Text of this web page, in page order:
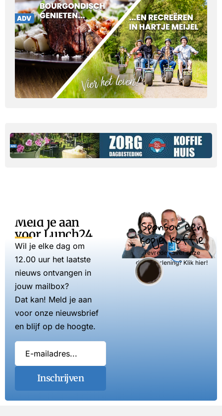
Meld je aan
voor Lunch24
Wil je elke dag om
12.00 uur het laatste
nieuws ontvangen in
jouw mailbox?
Dat kan! Meld je aan
voor onze nieuwsbrief
en blijf op de hoogte.
Inschrijven
Sponsor een
kopje koffie
Tevreden over onze
dienstverlening? Klik hier!